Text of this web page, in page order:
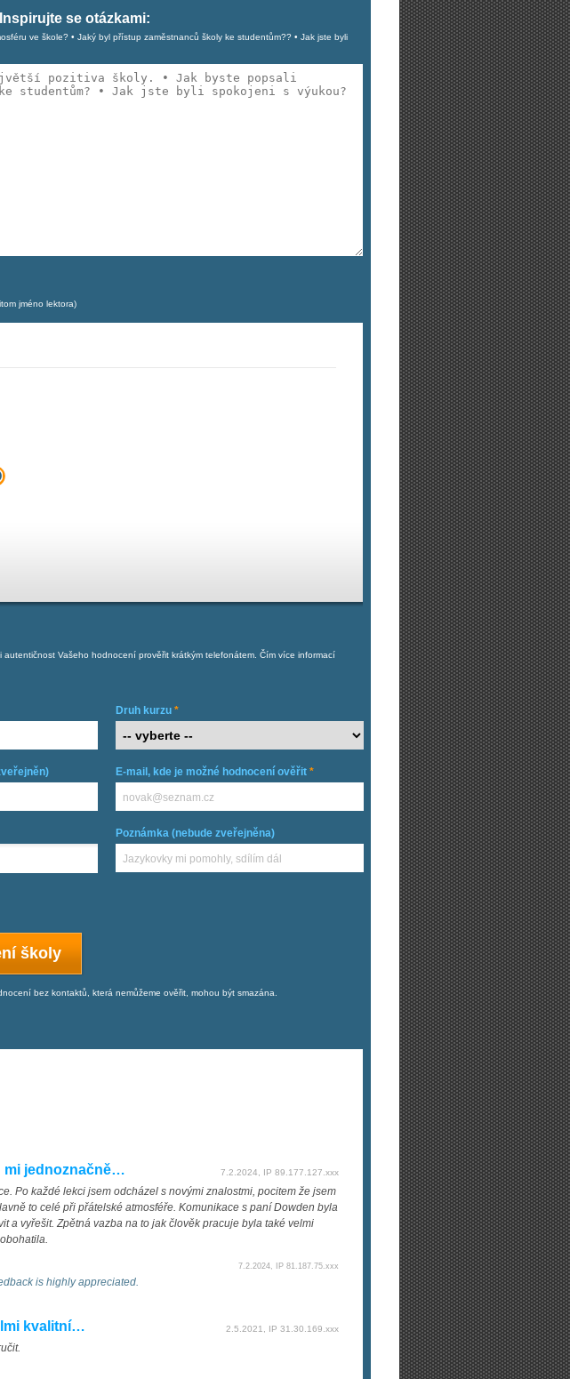
se otázkami:
ve škole? • Jaký byl přístup zaměstnanců školy ke studentům?? • Jak jste byli
jméno lektora)
Vašeho hodnocení prověřit krátkým telefonátem. Čím více informací
Druh kurzu *
E-mail, kde je možné hodnocení ověřit *
Poznámka (nebude zveřejněna)
bez kontaktů, která nemůžeme ověřit, mohou být smazána.
mi jednoznačně… 7.2.2024, IP 89.177.127.xxx
Po každé lekci jsem odcházel s novými znalostmi, pocitem že jsem
to celé při přátelské atmosféře. Komunikace s paní Dowden byla
a vyřešit. Zpětná vazba na to jak člověk pracuje byla také velmi
7.2.2024, IP 81.187.75.xxx
is highly appreciated.
kvalitní… 2.5.2021, IP 31.30.169.xxx